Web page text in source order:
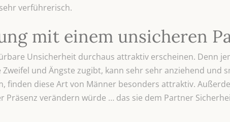
verführerisch.
mit einem unsicheren
Unsicherheit durchaus attraktiv erscheinen. Denn
und Ängste zugibt, kann sehr sehr anziehend und
finden diese Art von Männer besonders attraktiv.
Präsenz verändern würde … das sie dem Partner